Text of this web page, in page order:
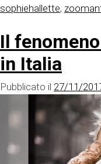
sophiehallette,
Il
in Italia
Pubblicato il 27/11/